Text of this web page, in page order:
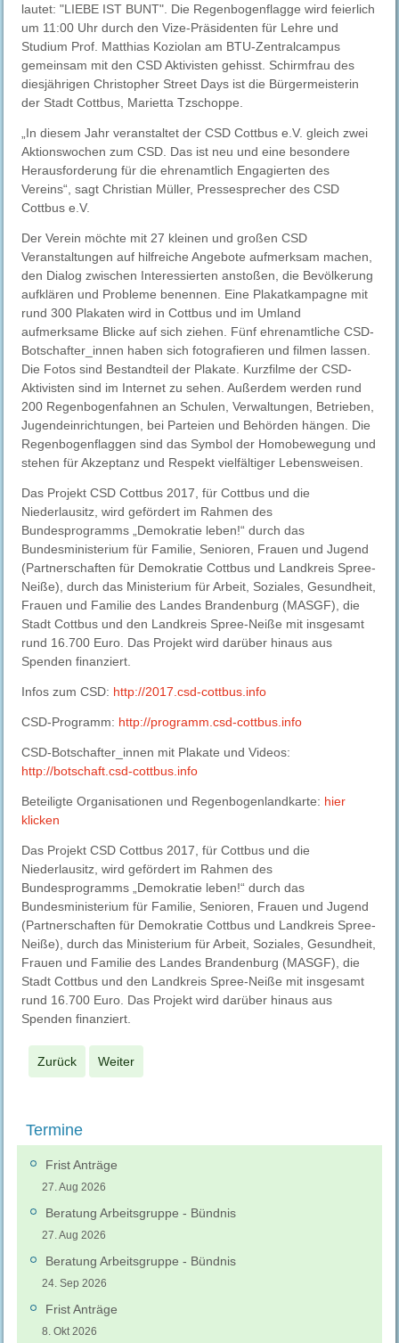
lautet: "LIEBE IST BUNT". Die Regenbogenflagge wird feierlich
um 11:00 Uhr durch den Vize-Präsidenten für Lehre und
Studium Prof. Matthias Koziolan am BTU-Zentralcampus
gemeinsam mit den CSD Aktivisten gehisst. Schirmfrau des
diesjährigen Christopher Street Days ist die Bürgermeisterin
der Stadt Cottbus, Marietta Tzschoppe.
„In diesem Jahr veranstaltet der CSD Cottbus e.V. gleich zwei
Aktionswochen zum CSD. Das ist neu und eine besondere
Herausforderung für die ehrenamtlich Engagierten des
Vereins“, sagt Christian Müller, Pressesprecher des CSD
Cottbus e.V.
Der Verein möchte mit 27 kleinen und großen CSD
Veranstaltungen auf hilfreiche Angebote aufmerksam machen,
den Dialog zwischen Interessierten anstoßen, die Bevölkerung
aufklären und Probleme benennen. Eine Plakatkampagne mit
rund 300 Plakaten wird in Cottbus und im Umland
aufmerksame Blicke auf sich ziehen. Fünf ehrenamtliche CSD-
Botschafter_innen haben sich fotografieren und filmen lassen.
Die Fotos sind Bestandteil der Plakate. Kurzfilme der CSD-
Aktivisten sind im Internet zu sehen. Außerdem werden rund
200 Regenbogenfahnen an Schulen, Verwaltungen, Betrieben,
Jugendeinrichtungen, bei Parteien und Behörden hängen. Die
Regenbogenflaggen sind das Symbol der Homobewegung und
stehen für Akzeptanz und Respekt vielfältiger Lebensweisen.
Das Projekt CSD Cottbus 2017, für Cottbus und die
Niederlausitz, wird gefördert im Rahmen des
Bundesprogramms „Demokratie leben!“ durch das
Bundesministerium für Familie, Senioren, Frauen und Jugend
(Partnerschaften für Demokratie Cottbus und Landkreis Spree-
Neiße), durch das Ministerium für Arbeit, Soziales, Gesundheit,
Frauen und Familie des Landes Brandenburg (MASGF), die
Stadt Cottbus und den Landkreis Spree-Neiße mit insgesamt
rund 16.700 Euro. Das Projekt wird darüber hinaus aus
Spenden finanziert.
Infos zum CSD: http://2017.csd-cottbus.info
CSD-Programm: http://programm.csd-cottbus.info
CSD-Botschafter_innen mit Plakate und Videos:
http://botschaft.csd-cottbus.info
Beteiligte Organisationen und Regenbogenlandkarte: hier
klicken
Das Projekt CSD Cottbus 2017, für Cottbus und die
Niederlausitz, wird gefördert im Rahmen des
Bundesprogramms „Demokratie leben!“ durch das
Bundesministerium für Familie, Senioren, Frauen und Jugend
(Partnerschaften für Demokratie Cottbus und Landkreis Spree-
Neiße), durch das Ministerium für Arbeit, Soziales, Gesundheit,
Frauen und Familie des Landes Brandenburg (MASGF), die
Stadt Cottbus und den Landkreis Spree-Neiße mit insgesamt
rund 16.700 Euro. Das Projekt wird darüber hinaus aus
Spenden finanziert.
Zurück Weiter
Termine
Frist Anträge
27. Aug 2026
Beratung Arbeitsgruppe - Bündnis
27. Aug 2026
Beratung Arbeitsgruppe - Bündnis
24. Sep 2026
Frist Anträge
8. Okt 2026